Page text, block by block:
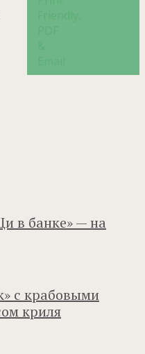
в банке» — на
с крабовыми
криля